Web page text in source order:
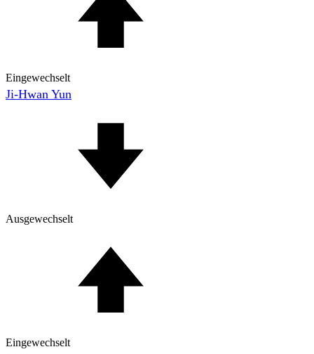
Eingewechselt
Ji-Hwan Yun
Ausgewechselt
Eingewechselt